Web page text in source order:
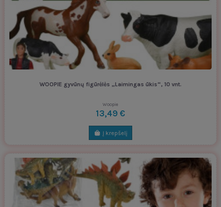
WOOPIE gyvūnų figūrėlės „Laimingas ūkis“, 10 vnt.
Woopie
13,49 €
Į krepšelį